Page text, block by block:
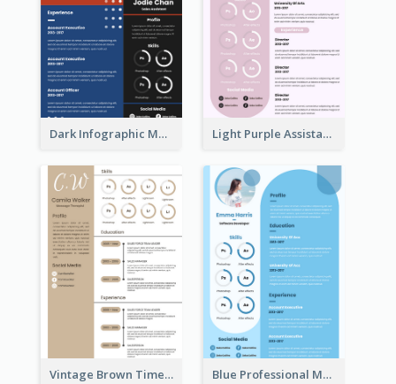
Dark Infographic Marketing Assistant Resume Light Purple Assistant Resume
Vintage Brown Timeline Resume Blue Professional Marketing Resume